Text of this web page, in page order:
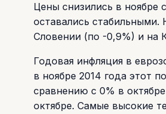
Цены снизились в ноябре
оставались
Словении (по -0,9%) и на
Годовая инфляция в
в ноябре 2014 года этот
сравнению с 0% в
октябре. Самые высокие